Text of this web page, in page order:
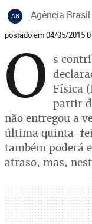
AB Agência Brasil
postado em 04/05/2015
O
s
Física
partir
não entregou a
última quinta-
também poderá
atraso, mas,